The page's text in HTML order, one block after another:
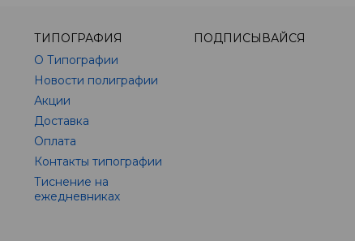
ТИПОГРАФИЯ
О Типографии
Новости полиграфии
Акции
Доставка
Оплата
Контакты типографии
Тиснение на
ежедневниках
ПОДПИСЫВАЙСЯ